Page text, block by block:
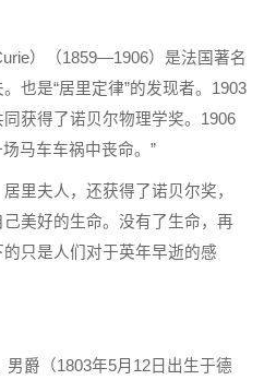
）（1859—1906）是法国著名
也是“居里定律”的发现者。1903
获得了诺贝尔物理学奖。1906
马车车祸中丧命。”
里夫人，还获得了诺贝尔奖，
美好的生命。没有了生命，再
只是人们对于英年早逝的感
男爵（1803年5月12日出生于德